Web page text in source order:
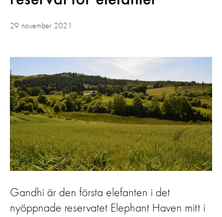
29 november 2021
Gandhi är den första elefanten i det
nyöppnade reservatet Elephant Haven mitt i